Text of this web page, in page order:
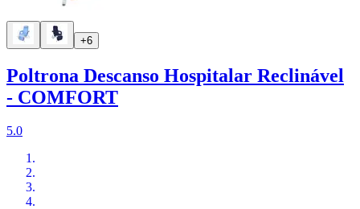
+6
Poltrona Descanso Hospitalar Reclinável
- COMFORT
5.0